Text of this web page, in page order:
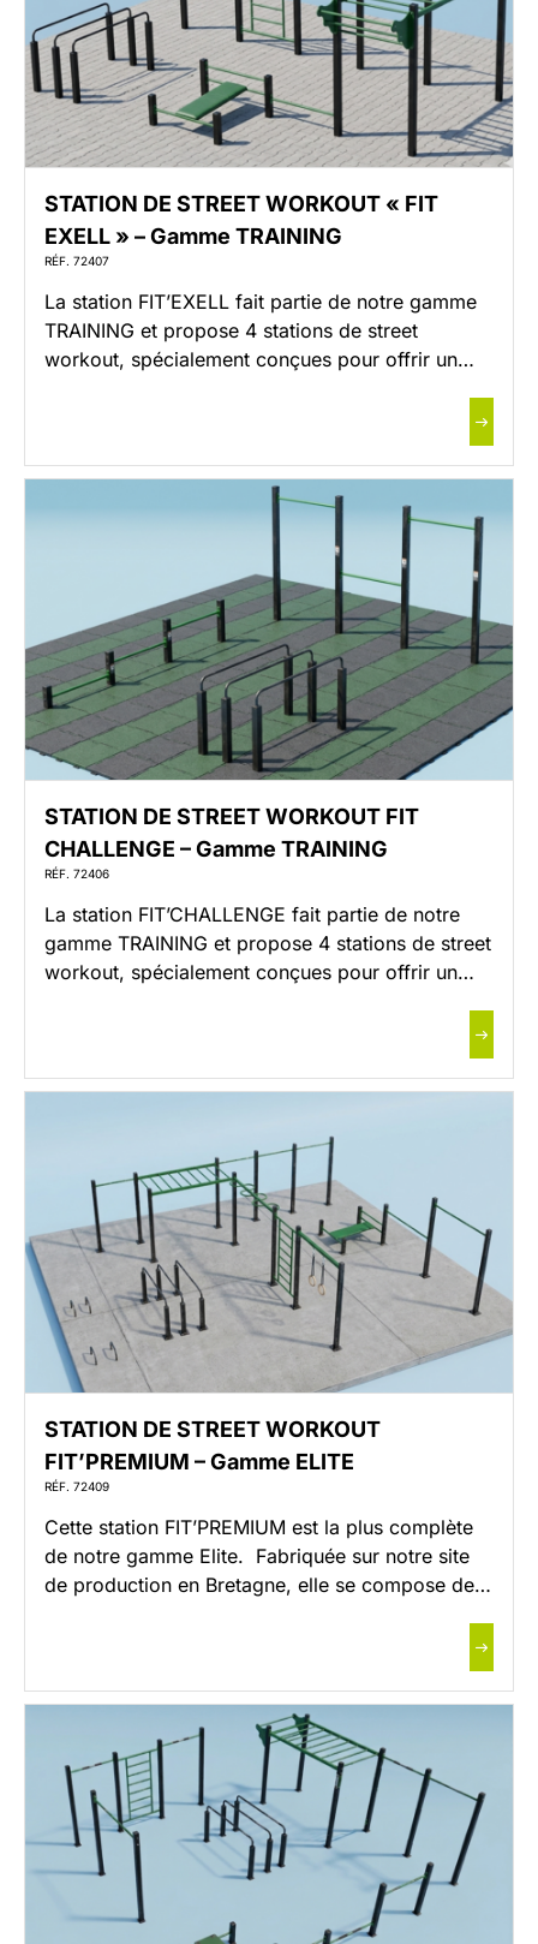
STATION DE STREET WORKOUT « FIT
EXELL » – Gamme TRAINING
RÉF. 72407
La station FIT’EXELL fait partie de notre gamme
TRAINING et propose 4 stations de street
workout, spécialement conçues pour offrir un
tous en accès libre. L’ensemble de nos stations a
été imaginé par le bureau d’étude de Sport
Nature et approuvé par des […]
STATION DE STREET WORKOUT FIT
CHALLENGE – Gamme TRAINING
RÉF. 72406
La station FIT’CHALLENGE fait partie de notre
gamme TRAINING et propose 4 stations de street
workout, spécialement conçues pour offrir un
tous en accès libre. L’ensemble de nos stations a
été imaginé par le bureau d’étude de Sport
STATION DE STREET WORKOUT
FIT’PREMIUM – Gamme ELITE
RÉF. 72409
Cette station FIT’PREMIUM est la plus complète
de notre gamme Elite. Fabriquée sur notre site
de production en Bretagne, elle se compose de
diversifié, accessible à tous les niveaux. Conçue
pour encourager la pratique collective, elle
permet à plusieurs personnes de […]